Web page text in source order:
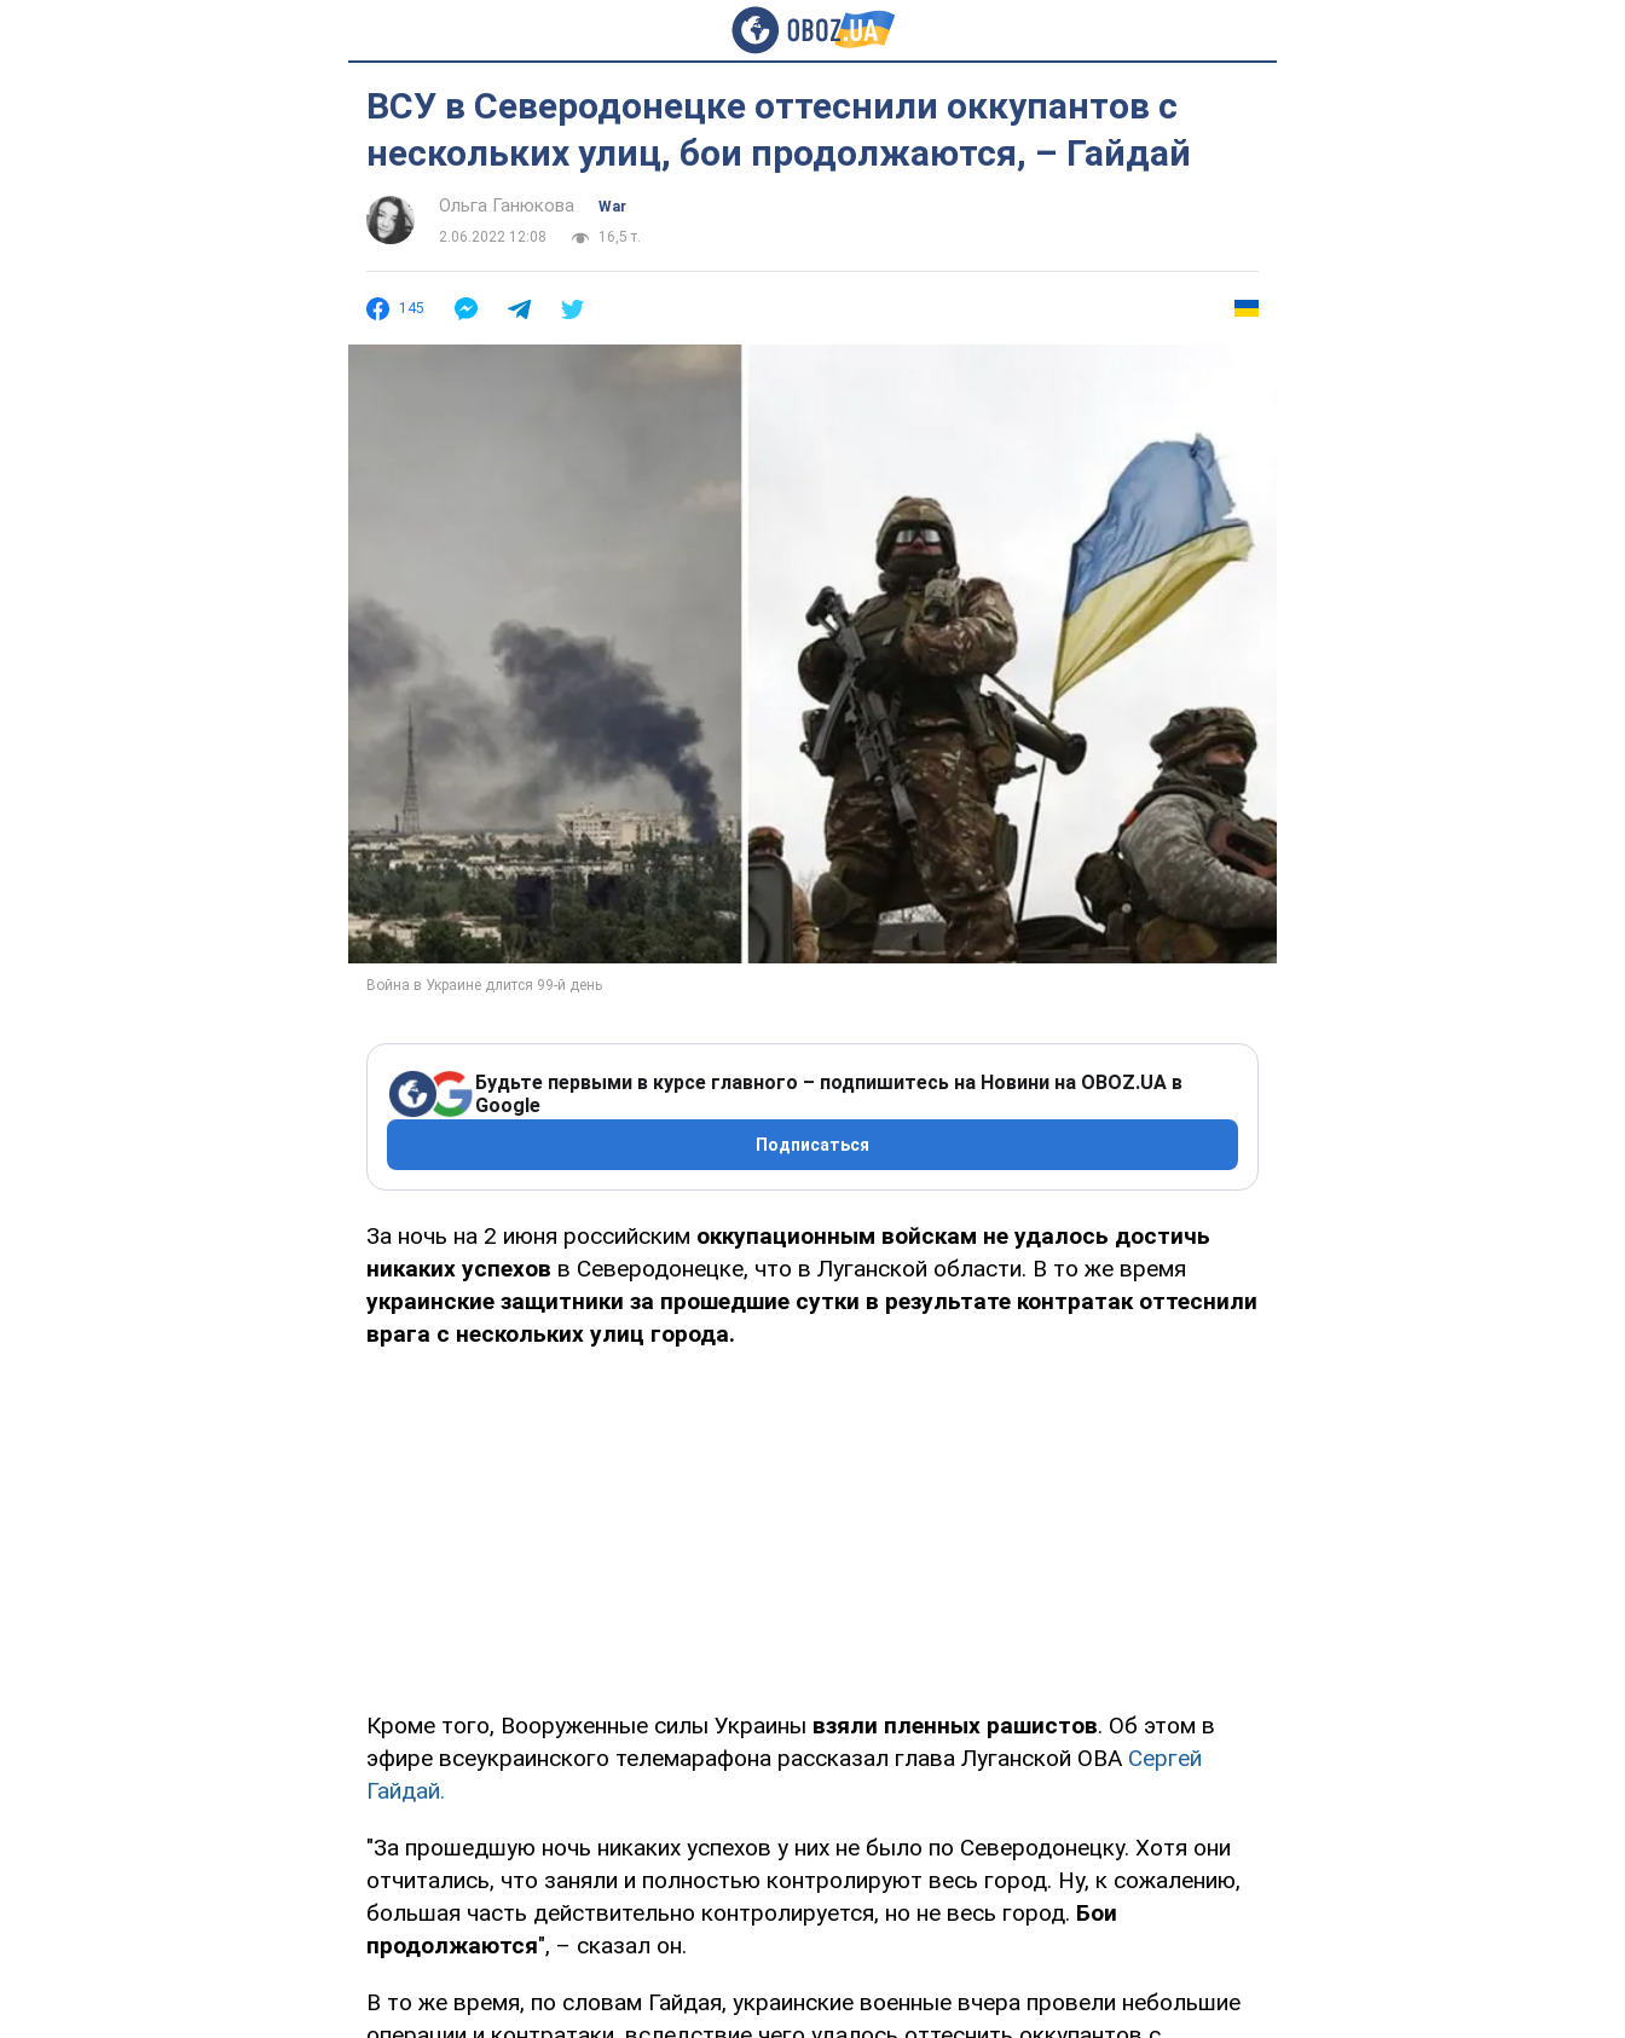
ВСУ в Северодонецке оттеснили оккупантов с
нескольких улиц, бои продолжаются, – Гайдай
Ольга Ганюкова
War
2.06.2022 12:08
16,5 т.
145
Будьте первыми в курсе главного – подпишитесь на Новини на OBOZ.UA в
Google
Подписаться
За ночь на 2 июня российским оккупационным войскам не удалось достичь
никаких успехов в Северодонецке, что в Луганской области. В то же время
украинские защитники за прошедшие сутки в результате контратак оттеснили
врага с нескольких улиц города.
Кроме того, Вооруженные силы Украины взяли пленных рашистов. Об этом в
эфире всеукраинского телемарафона рассказал глава Луганской ОВА Сергей
Гайдай.
"За прошедшую ночь никаких успехов у них не было по Северодонецку. Хотя они
отчитались, что заняли и полностью контролируют весь город. Ну, к сожалению,
большая часть действительно контролируется, но не весь город. Бои
продолжаются", – сказал он.
В то же время, по словам Гайдая, украинские военные вчера провели небольшие